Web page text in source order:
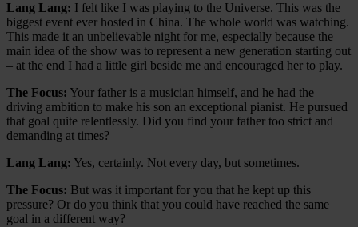
Lang Lang: I felt like I was playing to the Universe. This was the
biggest event ever hosted in China. The whole world was watching.
This made it an unbelievable night for me, especially because the
main idea of the show was to represent a new generation starting out
– at the end I had a little girl beside me and encouraged her to play.
The Focus: Your father is a musician himself, and he had the
driving ambition to make his son an exceptional pianist. He pursued
that goal quite relentlessly. Did you find your father too strict and
demanding at times?
Lang Lang: Yes, certainly. Not every day, but sometimes.
The Focus: But was it important for you that he kept up this
pressure? Or do you think that you could have reached the same
goal in a different way?